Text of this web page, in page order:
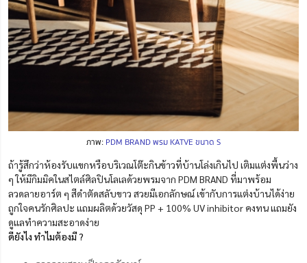
ภาพ: PDM BRAND พรม KATVE ขนาด S
ถ้ารู้สึกว่าห้องรับแขกหรือบริเวณโต๊ะกินข้าวที่บ้านโล่งเกินไป เติมแต่งพื้นว่าง
ๆ ให้มีกิมมิคในสไตล์ศิลปินโลเลด้วยพรมจาก PDM BRAND ที่มาพร้อม
ลวดลายอาร์ต ๆ สีดำตัดสลับขาว สวยมีเอกลักษณ์ เข้ากับการแต่งบ้านได้ง่าย
ถูกใจคนรักศิลปะ แถมผลิตด้วยวัสดุ PP + 100% UV inhibitor คงทน แถมยัง
ดูแลทำความสะอาดง่าย
ดียังไง ทำไมต้องมี ?